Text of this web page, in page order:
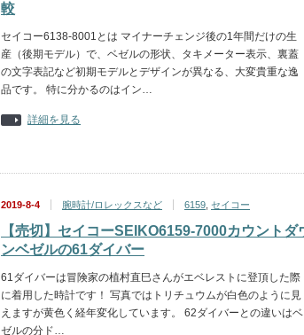
較
セイコー6138-8001とは マイナーチェンジ後の1年間だけの生
産（後期モデル）で、ベゼルの形状、タキメーター表示、裏蓋
の文字表記など初期モデルとデザインが異なる、大変貴重な逸
品です。 特に分かるのはイン…
詳細を見る
2019-8-4 腕時計/ロレックスなど 6159 セイコー
【売切】セイコーSEIKO6159-7000カウントダ
ンベゼルの61ダイバー
61ダイバーは冒険家の植村直巳さんがエベレストに登頂した際
に着用した時計です！ 写真ではトリチュウムが白色のように見
えますが黄色く経年変化しています。 62ダイバーとの違いはベ
ゼルの分ド…